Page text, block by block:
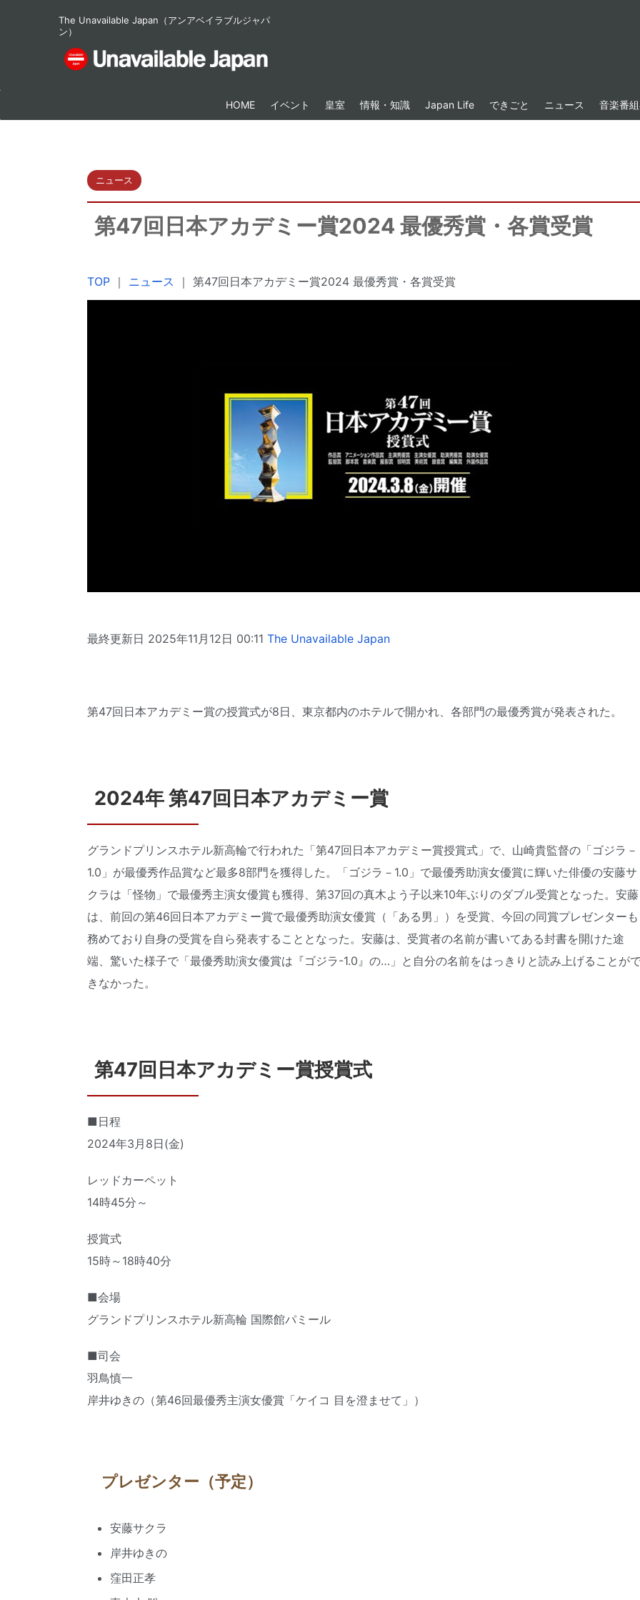
The Unavailable Japan（アンアベイラブルジャパ
ン）
HOME イベント 皇室 情報・知識 Japan Life できごと ニュース 音楽番
ニュース
第47回日本アカデミー賞2024 最優秀賞・各賞受賞
TOP ｜ ニュース ｜ 第47回日本アカデミー賞2024 最優秀賞・各賞受賞
最終更新日 2025年11月12日 00:11 The Unavailable Japan
第47回日本アカデミー賞の授賞式が8日、東京都内のホテルで開かれ、各部門の最優秀賞が発表された。
2024年 第47回日本アカデミー賞
グランドプリンスホテル新高輪で行われた「第47回日本アカデミー賞授賞式」で、山崎貴監督の「ゴジラ－
1.0」が最優秀作品賞など最多8部門を獲得した。「ゴジラ－1.0」で最優秀助演女優賞に輝いた俳優の安藤サ
クラは「怪物」で最優秀主演女優賞も獲得、第37回の真木よう子以来10年ぶりのダブル受賞となった。安藤
は、前回の第46回日本アカデミー賞で最優秀助演女優賞（「ある男」）を受賞、今回の同賞プレゼンターも
務めており自身の受賞を自ら発表することとなった。安藤は、受賞者の名前が書いてある封書を開けた途
端、驚いた様子で「最優秀助演女優賞は『ゴジラ-1.0』の…」と自分の名前をはっきりと読み上げることが
きなかった。
第47回日本アカデミー賞授賞式
■日程
2024年3月8日(金)
レッドカーペット
14時45分～
授賞式
15時～18時40分
■会場
グランドプリンスホテル新高輪 国際館パミール
■司会
羽鳥慎一
岸井ゆきの（第46回最優秀主演女優賞「ケイコ 目を澄ませて」）
プレゼンター（予定）
安藤サクラ
岸井ゆきの
窪田正孝